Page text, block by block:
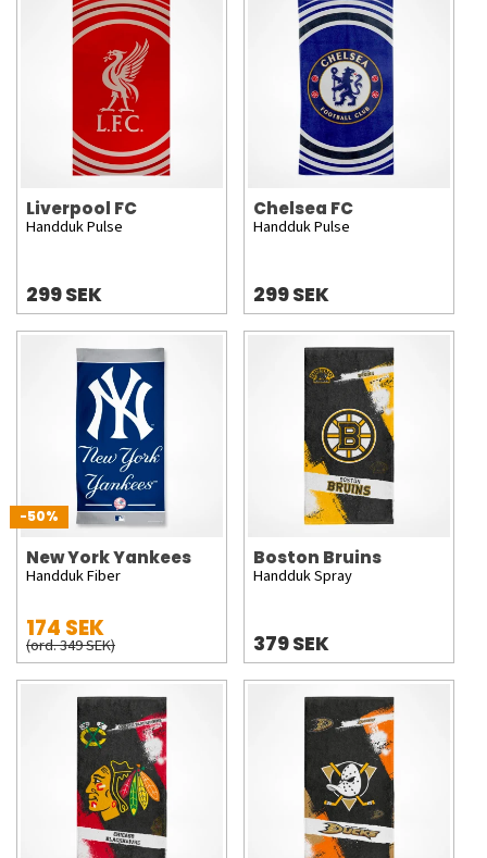
Liverpool FC
Handduk Pulse
299 SEK
Chelsea FC
Handduk Pulse
299 SEK
-50%
New York Yankees
Handduk Fiber
174 SEK
(ord. 349 SEK)
Boston Bruins
Handduk Spray
379 SEK